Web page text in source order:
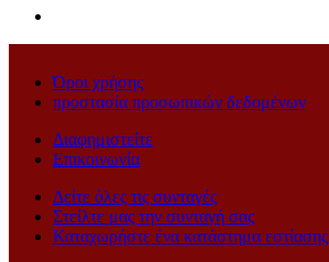
Όροι χρήσης
προστασία προσωπικών δεδομένων
Διαφημιστείτε
Επικοινωνία
Δείτε όλες τις συνταγές
Στείλτε μας την συνταγή σας
Καταχωρήστε ένα κατάστημα εστίασης